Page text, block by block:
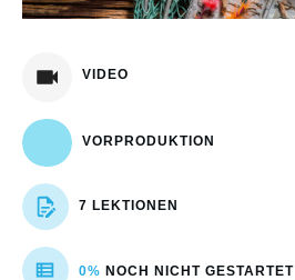
VIDEO
VORPRODUKTION
7 LEKTIONEN
0% NOCH NICHT GESTARTET